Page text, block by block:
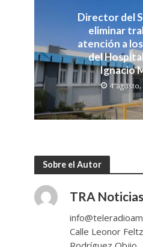
Director del
eliminar
atención a
del
Ignacio
4 agosto,
Sobre el Autor
TRA Noticias
Calle Leonor